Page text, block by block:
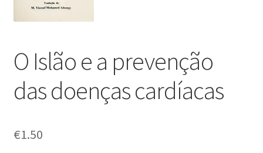
O Islão e a prevenção
das doenças cardíacas
€1.50